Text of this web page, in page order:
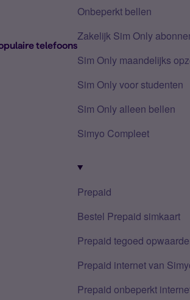
telefoons
Onbeperkt bellen
Zakelijk Sim Only
Sim Only maandelijks
Sim Only voor studenten
Sim Only alleen bellen
Simyo Compleet
Prepaid
Bestel Prepaid simkaart
Prepaid tegoed
Prepaid internet van
Prepaid onbeperkt